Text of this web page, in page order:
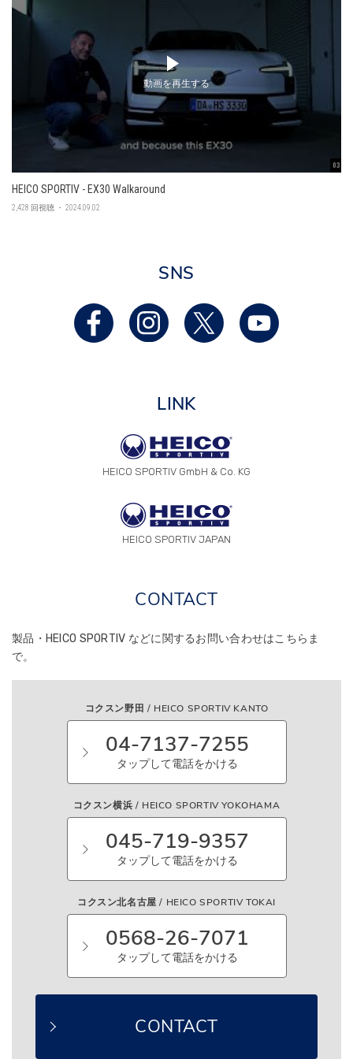
03:45
動画を再生する
HEICO SPORTIV - EX30 Walkaround
2,428 回視聴 ・ 2024.09.02
SNS
LINK
HEICO SPORTIV GmbH & Co. KG
HEICO SPORTIV JAPAN
CONTACT
製品・HEICO SPORTIV などに関するお問い合わせはこちらま
で。
コクスン野田 / HEICO SPORTIV KANTO
04-7137-7255
タップして電話をかける
コクスン横浜 / HEICO SPORTIV YOKOHAMA
045-719-9357
タップして電話をかける
コクスン北名古屋 / HEICO SPORTIV TOKAI
0568-26-7071
タップして電話をかける
CONTACT